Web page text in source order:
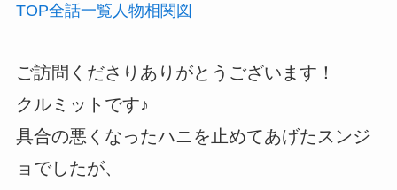
TOP全話一覧 人物相関図
ご訪問くださりありがとうございます！
クルミットです♪
具合の悪くなったハニを止めてあげたスンジ
ョでしたが、